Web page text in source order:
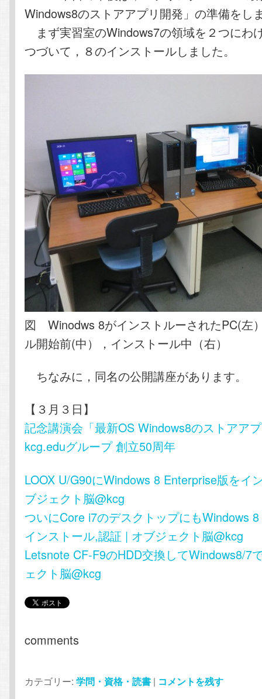
Windows8のストアアプリ開発」の準備をし
まず実習室のWindows7の領域を２つにわ
つづいて，８のインストールしました。
図 Winodws 8がインストルーされたPC(左
ル開始前(中），インストール中（右）
ちなみに，同名の公開講座があります。
【３月３日】
記念講演会「最新OS Windows8のストアア
kcg.eduグループ 創立50周年
LOOX U/G90にWindows 8 Enterprise版をイ
ブジェクト脳@kcg
ついにCore i7のデスクトップにもWindows
インストール,認証 | オブジェクト脳@kcg
Letsnote CF-F9のHDD交換してWindows8/7
ェクト脳@kcg
comments
カテゴリー: 学問・資格・読書 | コメントを残す